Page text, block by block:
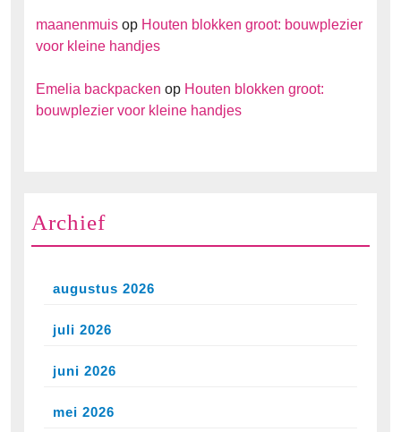
maanenmuis op Houten blokken groot: bouwplezier
voor kleine handjes
Emelia backpacken op Houten blokken groot:
bouwplezier voor kleine handjes
Archief
augustus 2026
juli 2026
juni 2026
mei 2026